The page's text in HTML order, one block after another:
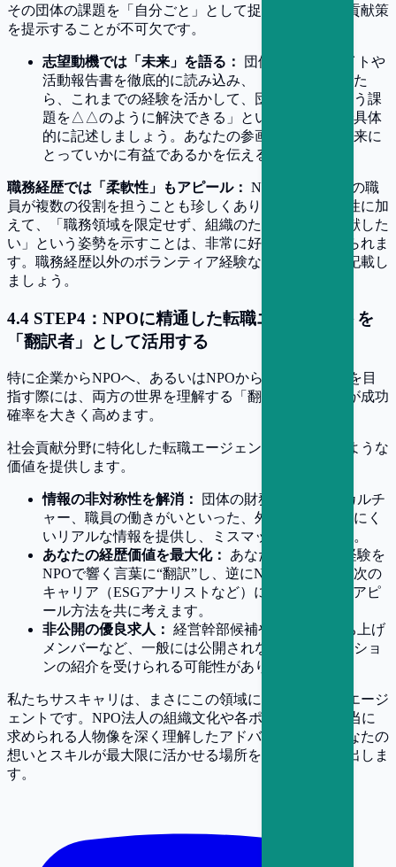
その団体の課題を「自分ごと」として捉え、具体的な貢献策
を提示することが不可欠です。
志望動機では「未来」を語る：
団体のウェブサイトや
活動報告書を徹底的に読み込み、「自分が入職した
ら、これまでの経験を活かして、団体の〇〇という課
題を△△のように解決できる」というレベルまで具体
的に記述しましょう。あなたの参画が、団体の未来に
とっていかに有益であるかを伝えるのです。
職務経歴では「柔軟性」もアピール： NPOでは、一人の職
員が複数の役割を担うことも珍しくありません。専門性に加
えて、「職務領域を限定せず、組織のために柔軟に貢献した
い」という姿勢を示すことは、非常に好意的に受け取られま
す。職務経歴以外のボランティア経験なども積極的に記載し
ましょう。
4.4 STEP4：NPOに精通した転職エージェントを
「翻訳者」として活用する
特に企業からNPOへ、あるいはNPOから次のキャリアを目
指す際には、両方の世界を理解する「翻訳者」の存在が成功
確率を大きく高めます。
社会貢献分野に特化した転職エージェントは、以下のような
価値を提供します。
情報の非対称性を解消：
団体の財務状況や組織カルチ
ャー、職員の働きがいといった、外部からは見えにく
いリアルな情報を提供し、ミスマッチを防ぎます。
あなたの経歴価値を最大化：
あなたのビジネス経験を
NPOで響く言葉に“翻訳”し、逆にNPOでの経験を次の
キャリア（ESGアナリストなど）に繋げるためのアピ
ール方法を共に考えます。
非公開の優良求人： 経営幹部候補や新規事業立ち上げ
メンバーなど、一般には公開されない重要なポジショ
ンの紹介を受けられる可能性があります。
私たちサスキャリは、まさにこの領域に特化した転職エージ
ェントです。NPO法人の組織文化や各ポジションで本当に
求められる人物像を深く理解したアドバイザーが、あなたの
想いとスキルが最大限に活かせる場所を一緒に見つけ出しま
す。